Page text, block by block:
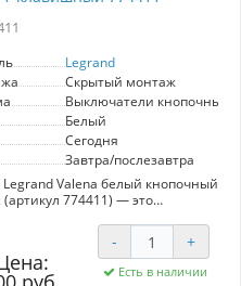
Legrand
Скрытый монтаж
Выключатели кнопочные
Белый
Сегодня
Завтра/послезавтра
Valena белый кнопочный
774411) — это
вашем доме или офисе.
и элегантный
выключатель выполнен в
белом цвете, что позволяет ему
- +
Есть в наличии